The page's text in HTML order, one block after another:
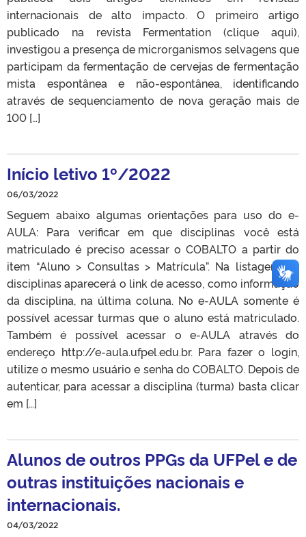
internacionais de alto impacto. O primeiro artigo
publicado na revista Fermentation (clique aqui),
investigou a presença de microrganismos selvagens que
participam da fermentação de cervejas de fermentação
mista espontânea e não-espontânea, identificando
através de sequenciamento de nova geração mais de
100 […]
Início letivo 1º/2022
06/03/2022
Seguem abaixo algumas orientações para uso do e-
AULA: Para verificar em que disciplinas você está
matriculado é preciso acessar o COBALTO a partir do
item “Aluno > Consultas > Matrícula”. Na listagem de
disciplinas aparecerá o link de acesso, como informação
da disciplina, na última coluna. No e-AULA somente é
possível acessar turmas que o aluno está matriculado.
Também é possível acessar o e-AULA através do
endereço http://e-aula.ufpel.edu.br. Para fazer o login,
utilize o mesmo usuário e senha do COBALTO. Depois de
autenticar, para acessar a disciplina (turma) basta clicar
em […]
Alunos de outros PPGs da UFPel e de
outras instituições nacionais e
internacionais.
04/03/2022